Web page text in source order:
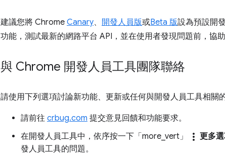
建議您將 Chrome Canary、 開發人員版或Beta 版設為預設開
功能，測試最新的網路平台 API，並在使用者發現問題前，協
與 Chrome 開發人員工具團隊聯絡
請使用下列選項討論新功能、更新或任何與開發人員工具相關的
請前往 crbug.com 提交意見回饋和功能要求。
在開發人員工具中，依序按一下「more_vert」
more_vert 更多
發人員工具的問題。